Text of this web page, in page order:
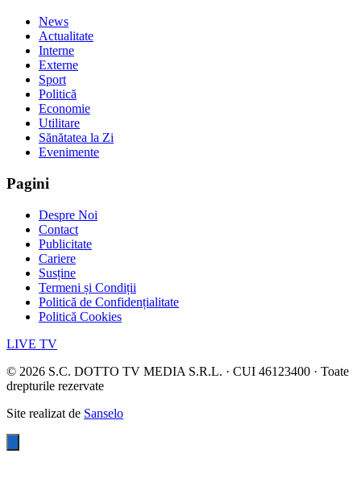
News
Actualitate
Interne
Externe
Sport
Politică
Economie
Utilitare
Sănătatea la Zi
Evenimente
Pagini
Despre Noi
Contact
Publicitate
Cariere
Susține
Termeni și Condiții
Politică de Confidențialitate
Politică Cookies
LIVE TV
© 2026 S.C. DOTTO TV MEDIA S.R.L. · CUI 46123400 · Toate
drepturile rezervate
Site realizat de Sanselo